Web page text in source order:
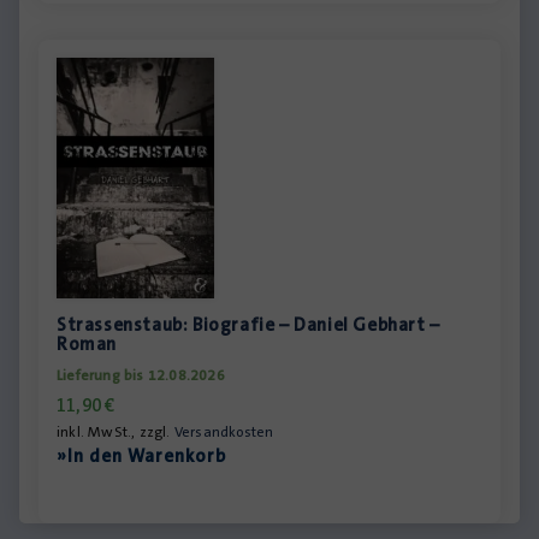
Strassenstaub: Biografie – Daniel Gebhart –
Roman
Lieferung bis 12.08.2026
11,90€
inkl. MwSt., zzgl. Versandkosten
»In den Warenkorb